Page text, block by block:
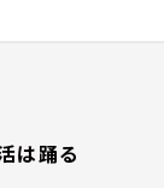
は踊る